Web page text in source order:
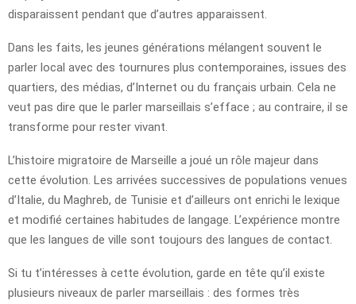
disparaissent pendant que d’autres apparaissent.
Dans les faits, les jeunes générations mélangent souvent le
parler local avec des tournures plus contemporaines, issues des
quartiers, des médias, d’Internet ou du français urbain. Cela ne
veut pas dire que le parler marseillais s’efface ; au contraire, il se
transforme pour rester vivant.
L’histoire migratoire de Marseille a joué un rôle majeur dans
cette évolution. Les arrivées successives de populations venues
d’Italie, du Maghreb, de Tunisie et d’ailleurs ont enrichi le lexique
et modifié certaines habitudes de langage. L’expérience montre
que les langues de ville sont toujours des langues de contact.
Si tu t’intéresses à cette évolution, garde en tête qu’il existe
plusieurs niveaux de parler marseillais : des formes très